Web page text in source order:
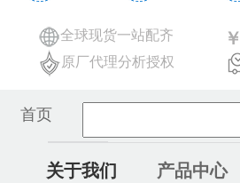
全球现货一站配齐 ￥
原厂代理分析授权
首页
关于我们 产品中心